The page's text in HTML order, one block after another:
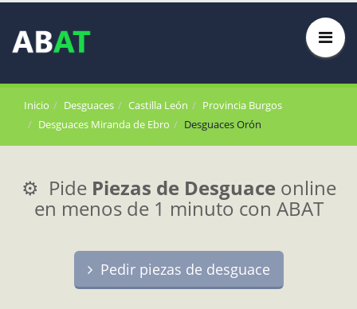
Inicio Desguaces Castilla León
Provincia Burgos
Desguaces Miranda de Ebro
Desguaces Orón
⚙️ Pide Piezas de Desguace online
en menos de 1 minuto con ABAT
Pedir piezas de desguace